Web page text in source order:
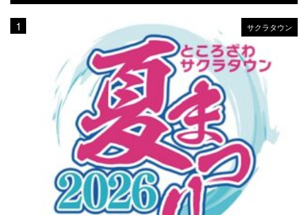
サクラタウン